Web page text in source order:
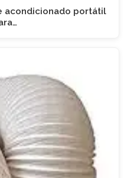
acondicionado portátil